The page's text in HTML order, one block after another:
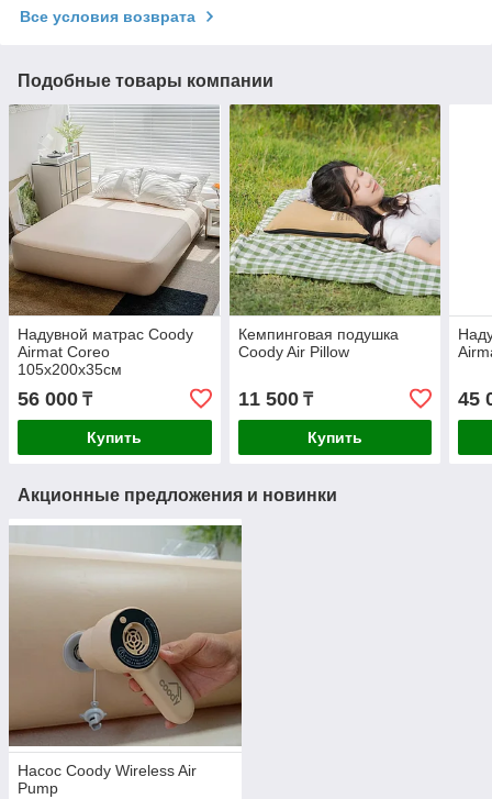
Все условия возврата
Подобные товары компании
Надувной матрас Coody
Airmat Coreo
105х200х35см
56 000 ₸
Купить
Кемпинговая подушка
Coody Air Pillow
11 500₸
Купить
45
Акционные предложения и новинки
Насос Coody Wireless Air
Pump